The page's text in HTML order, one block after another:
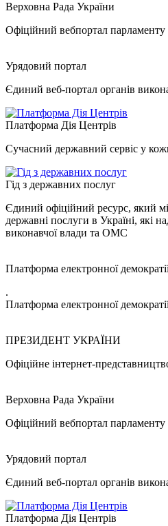
Верховна Рада України
Офіційний вебпортал парламенту
Урядовий портал
Єдиний веб-портал органів
Платформа Дія Центрів
Сучасний державний сервіс у
Гід з державних послуг
Єдиний офіційний ресурс, який
державні послуги в Україні, які
виконавчої влади та ОМС
Платформа електронної
.
Платформа електронної
ПРЕЗИДЕНТ УКРАЇНИ
Офіційне інтернет-
Верховна Рада України
Офіційний вебпортал парламенту
Урядовий портал
Єдиний веб-портал органів
Платформа Дія Центрів